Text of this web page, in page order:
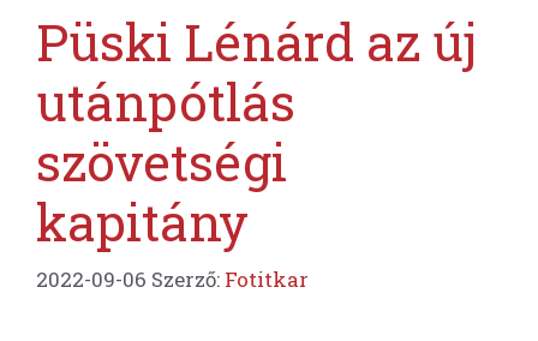
Püski Lénárd az új
utánpótlás
szövetségi
kapitány
2022-09-06 Szerző: Fotitkar